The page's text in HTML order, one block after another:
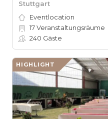
Stuttgart
Eventlocation
17Veranstaltungsräume
240 Gäste
HIGHLIGHT